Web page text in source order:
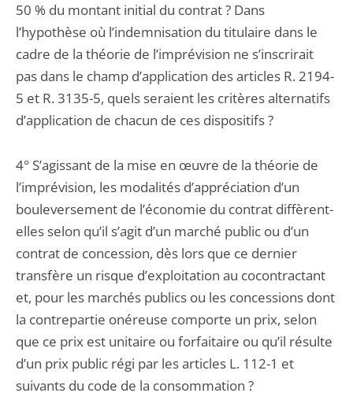
50 % du montant initial du contrat ? Dans
l’hypothèse où l’indemnisation du titulaire dans le
cadre de la théorie de l’imprévision ne s’inscrirait
pas dans le champ d’application des articles R. 2194-
5 et R. 3135-5, quels seraient les critères alternatifs
d’application de chacun de ces dispositifs ?
4° S’agissant de la mise en œuvre de la théorie de
l’imprévision, les modalités d’appréciation d’un
bouleversement de l’économie du contrat diffèrent-
elles selon qu’il s’agit d’un marché public ou d’un
contrat de concession, dès lors que ce dernier
transfère un risque d’exploitation au cocontractant
et, pour les marchés publics ou les concessions dont
la contrepartie onéreuse comporte un prix, selon
que ce prix est unitaire ou forfaitaire ou qu’il résulte
d’un prix public régi par les articles L. 112-1 et
suivants du code de la consommation ?